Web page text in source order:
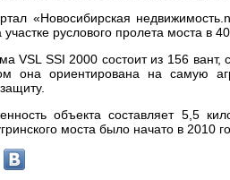
«Новосибирская
участке руслового пролета моста в
VSL SSI 2000 состоит из 156
она ориентирована на самую
объекта составляет 5,5
моста было начато в 2010